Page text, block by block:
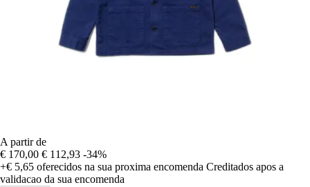
A partir de
€ 170,00 € 112,93 -34%
+€ 5,65 oferecidos na sua proxima encomenda Creditados apos a
validacao da sua encomenda